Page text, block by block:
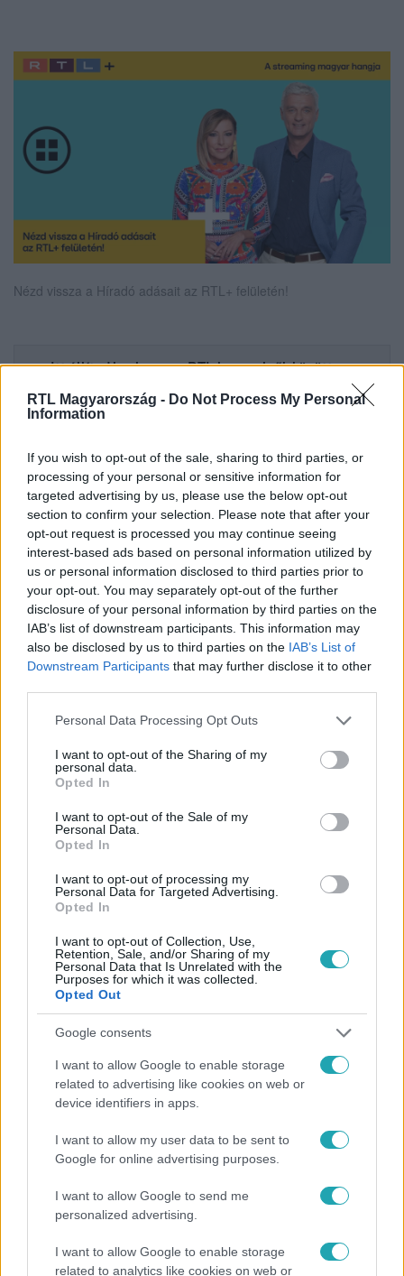
RTL Magyarország - Do Not Process My Personal
Information
If you wish to opt-out of the sale, sharing to third parties, or
processing of your personal or sensitive information for
targeted advertising by us, please use the below opt-out
section to confirm your selection. Please note that after your
opt-out request is processed you may continue seeing
interest-based ads based on personal information utilized by
us or personal information disclosed to third parties prior to
your opt-out. You may separately opt-out of the further
disclosure of your personal information by third parties on the
IAB’s list of downstream participants. This information may
also be disclosed by us to third parties on the IAB’s List of
Downstream Participants that may further disclose it to other
Please note that this website/app uses one or more Google
not limited to your visit or usage behaviour. You may click to
grant or deny consent to Google and its third-party tags to
use your data for below specified purposes in below Google
consent section.
Personal Data Processing Opt Outs
I want to opt-out of the Sharing of my
personal data.
Opted In
I want to opt-out of the Sale of my
Personal Data.
Opted In
I want to opt-out of processing my
Personal Data for Targeted Advertising.
Opted In
I want to opt-out of Collection, Use,
Retention, Sale, and/or Sharing of my
Personal Data that Is Unrelated with the
Purposes for which it was collected.
Opted Out
Google consents
I want to allow Google to enable storage
related to advertising like cookies on web or
device identifiers in apps.
I want to allow my user data to be sent to
Google for online advertising purposes.
I want to allow Google to send me
personalized advertising.
I want to allow Google to enable storage
related to analytics like cookies on web or
Nézd vissza a Híradó adásait az RTL+ felületén!
Itt állítsd be, hogy az RTL.hu az elsők között
Kövess minket, és értesülj a friss hírekről a
Facebookon is!
Követem
HÍRADÓ #ADÁSRÉSZLETEK #KARIKÓ KATALIN
KUTATÓ #
VÉDŐOLTÁS RTL
Népszerű